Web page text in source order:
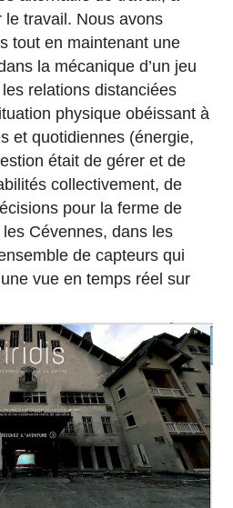
travail. Nous avons
tout en maintenant une
la mécanique d’un jeu
relations distanciées
physique obéissant à
et quotidiennes (énergie,
était de gérer et de
collectivement, de
pour la ferme de
Cévennes, dans les
de capteurs qui
vue en temps réel sur